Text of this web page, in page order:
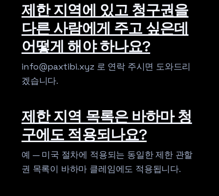
제한 지역에 있고 청구권을
다른 사람에게 주고 싶은데
어떻게 해야 하나요?
info@paxtibi.xyz 로 연락 주시면 도와드리
겠습니다.
제한 지역 목록은 바하마 청
구에도 적용되나요?
예 — 미국 절차에 적용되는 동일한 제한 관할
권 목록이 바하마 클레임에도 적용됩니다.